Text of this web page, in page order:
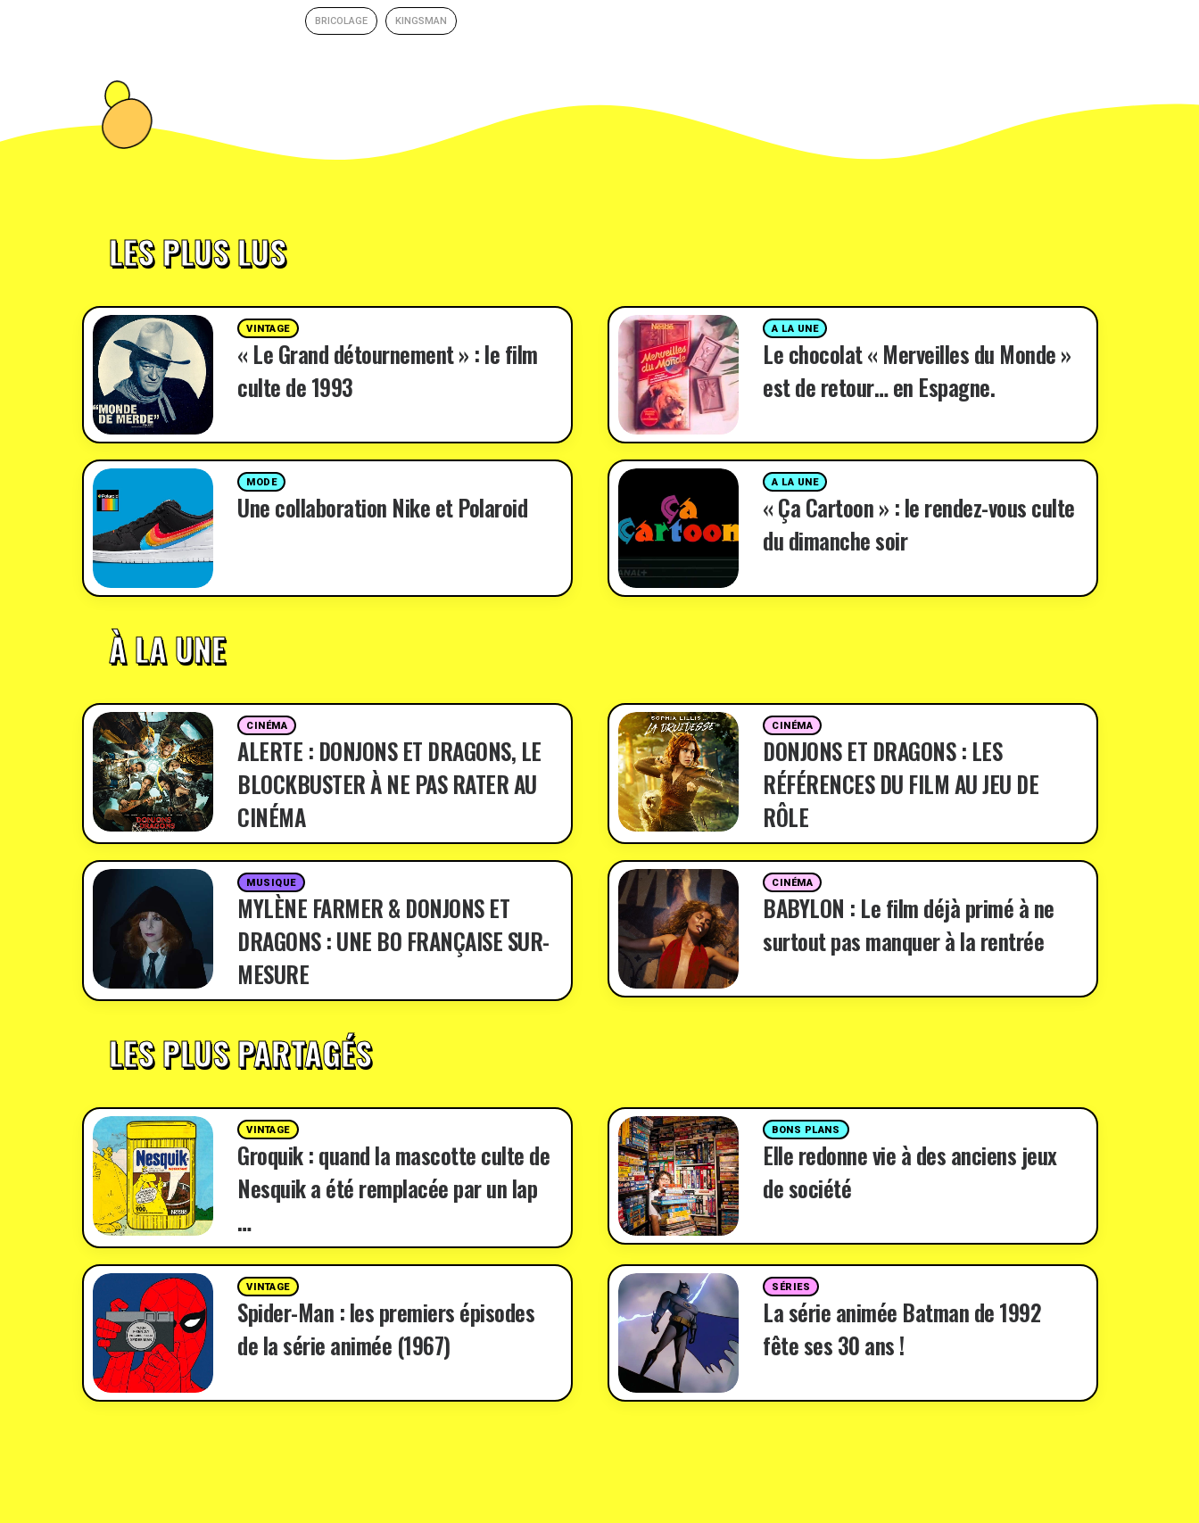
BRICOLAGE KINGSMAN
LES PLUS LUS
VINTAGE
« Le Grand détournement » : le film
culte de 1993
A LA UNE
Le chocolat « Merveilles du Monde »
est de retour… en Espagne.
MODE
Une collaboration Nike et Polaroid
A LA UNE
« Ça Cartoon » : le rendez-vous culte
du dimanche soir
À LA UNE
CINÉMA
ALERTE : DONJONS ET DRAGONS, LE
BLOCKBUSTER À NE PAS RATER AU
CINÉMA
CINÉMA
DONJONS ET DRAGONS : LES
RÉFÉRENCES DU FILM AU JEU DE
RÔLE
MUSIQUE
MYLÈNE FARMER & DONJONS ET
DRAGONS : UNE BO FRANÇAISE SUR-
MESURE
CINÉMA
BABYLON : Le film déjà primé à ne
surtout pas manquer à la rentrée
LES PLUS PARTAGÉS
VINTAGE
Groquik : quand la mascotte culte de
Nesquik a été remplacée par un lap
…
BONS PLANS
Elle redonne vie à des anciens jeux
de société
VINTAGE
Spider-Man : les premiers épisodes
de la série animée (1967)
SÉRIES
La série animée Batman de 1992
fête ses 30 ans !